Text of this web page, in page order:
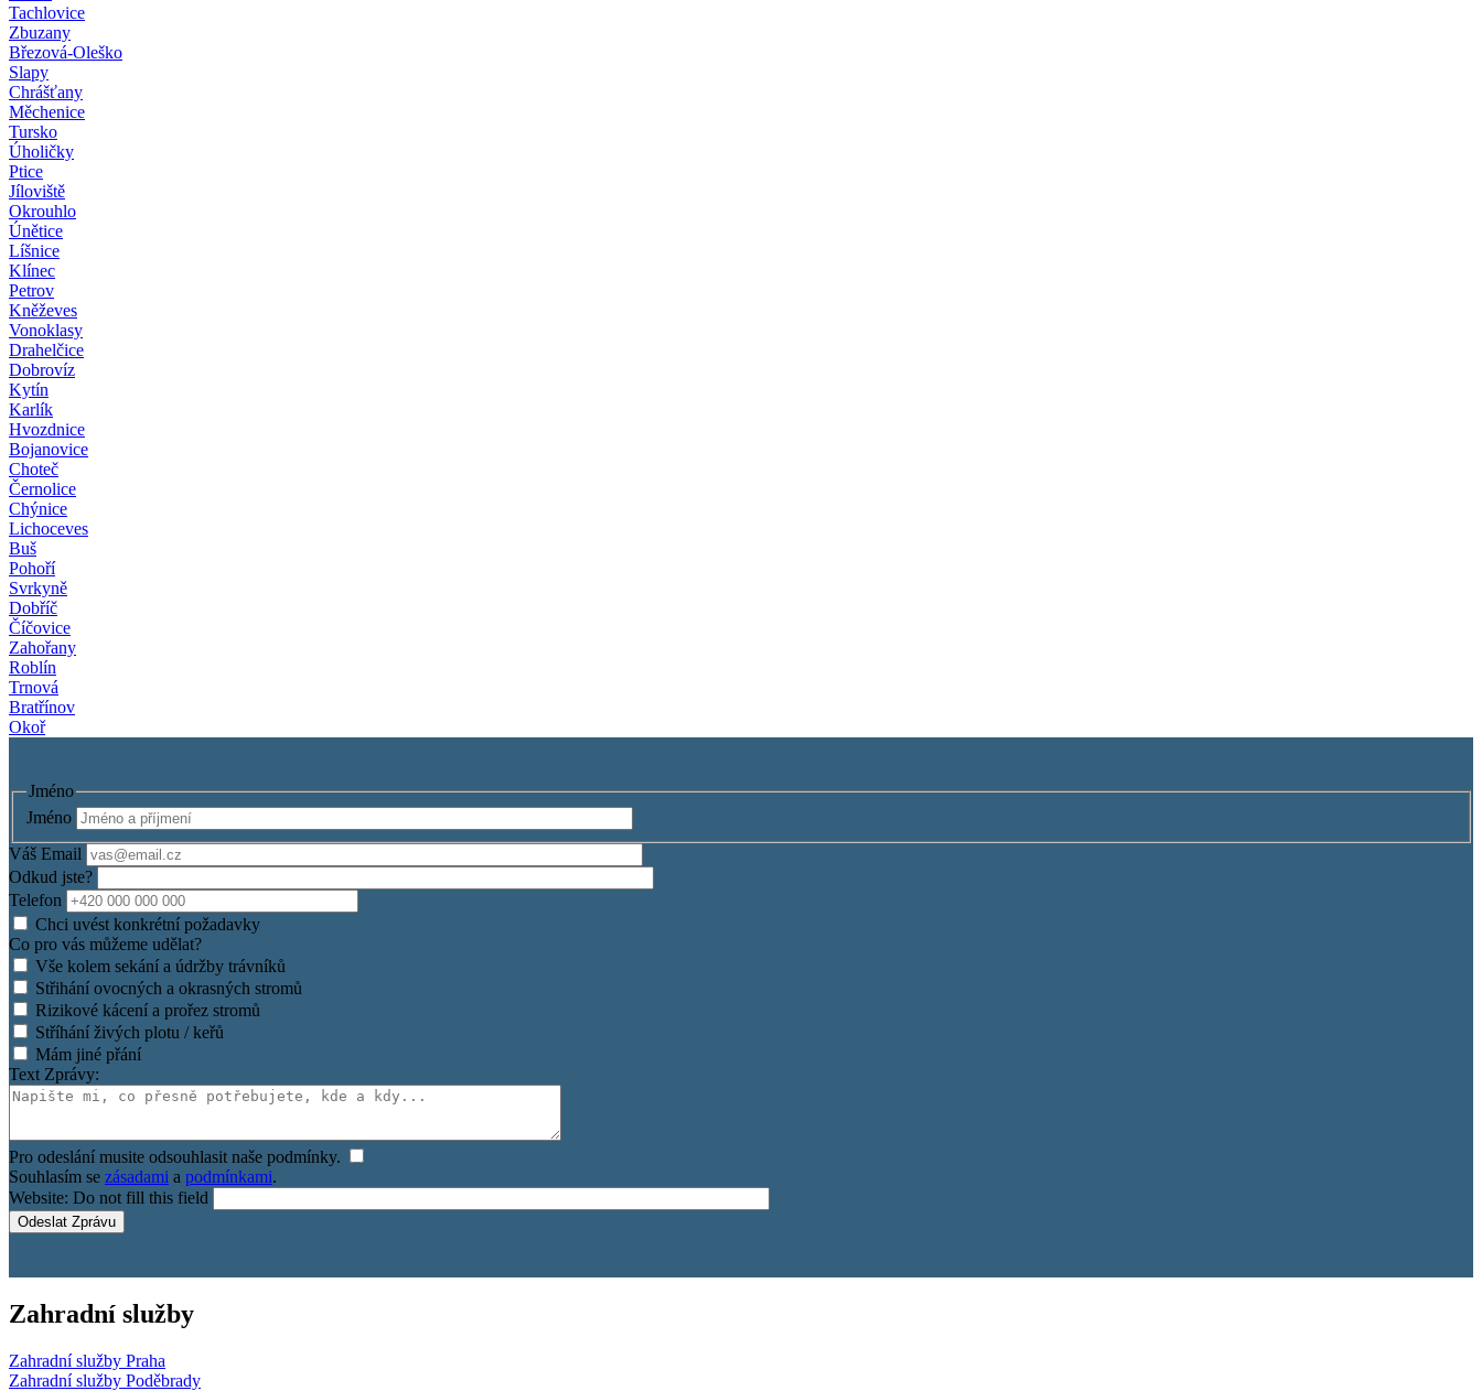
Tachlovice
Zbuzany
Březová-Oleško
Slapy
Chrášťany
Měchenice
Tursko
Úholičky
Ptice
Jíloviště
Okrouhlo
Únětice
Líšnice
Klínec
Petrov
Kněževes
Vonoklasy
Drahelčice
Dobrovíz
Kytín
Karlík
Hvozdnice
Bojanovice
Choteč
Černolice
Chýnice
Lichoceves
Buš
Pohoří
Svrkyně
Dobříč
Číčovice
Zahořany
Roblín
Trnová
Bratřínov
Okoř
Jméno
Jméno
Váš Email
Odkud jste?
Telefon
Chci uvést konkrétní požadavky
Co pro vás můžeme udělat?
Vše kolem sekání a údržby trávníků
Střihání ovocných a okrasných stromů
Rizikové kácení a prořez stromů
Stříhání živých plotu / keřů
Mám jiné přání
Text Zprávy:
Pro odeslání musite odsouhlasit naše podmínky.
Souhlasím se zásadami a podmínkami.
Website: Do not fill this field
Zahradní služby
Zahradní služby Praha
Zahradní služby Poděbrady